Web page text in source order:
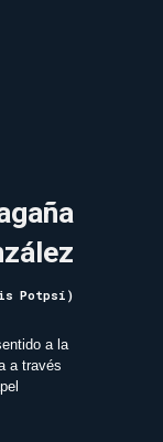
Potpsí)
a la
a través